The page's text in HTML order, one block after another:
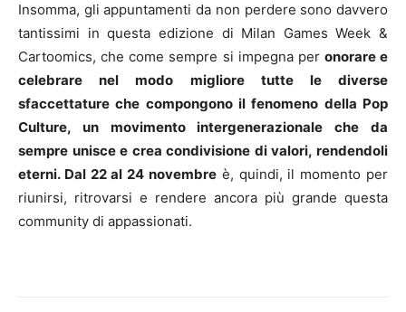
Insomma, gli appuntamenti da non perdere sono davvero
tantissimi in questa edizione di Milan Games Week &
Cartoomics, che come sempre si impegna per onorare e
celebrare nel modo migliore tutte le diverse
sfaccettature che compongono il fenomeno della Pop
Culture, un movimento intergenerazionale che da
sempre unisce e crea condivisione di valori, rendendoli
eterni. Dal 22 al 24 novembre è, quindi, il momento per
riunirsi, ritrovarsi e rendere ancora più grande questa
community di appassionati.